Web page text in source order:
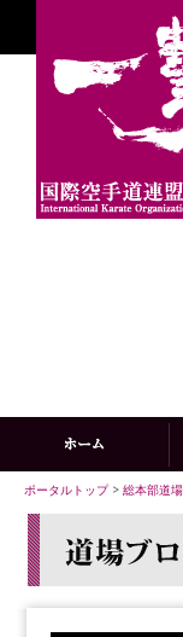
ポータルトップ> 総本部道場